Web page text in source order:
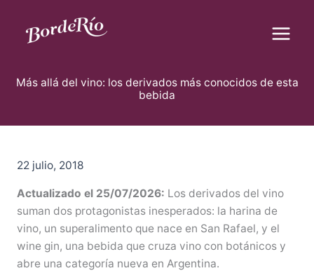
contenido
Más allá del vino: los derivados más conocidos de esta
bebida
22 julio, 2018
Actualizado el 25/07/2026: Los derivados del vino
suman dos protagonistas inesperados: la harina de
vino, un superalimento que nace en San Rafael, y el
wine gin, una bebida que cruza vino con botánicos y
abre una categoría nueva en Argentina.
r